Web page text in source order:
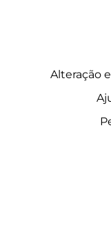
Alteração